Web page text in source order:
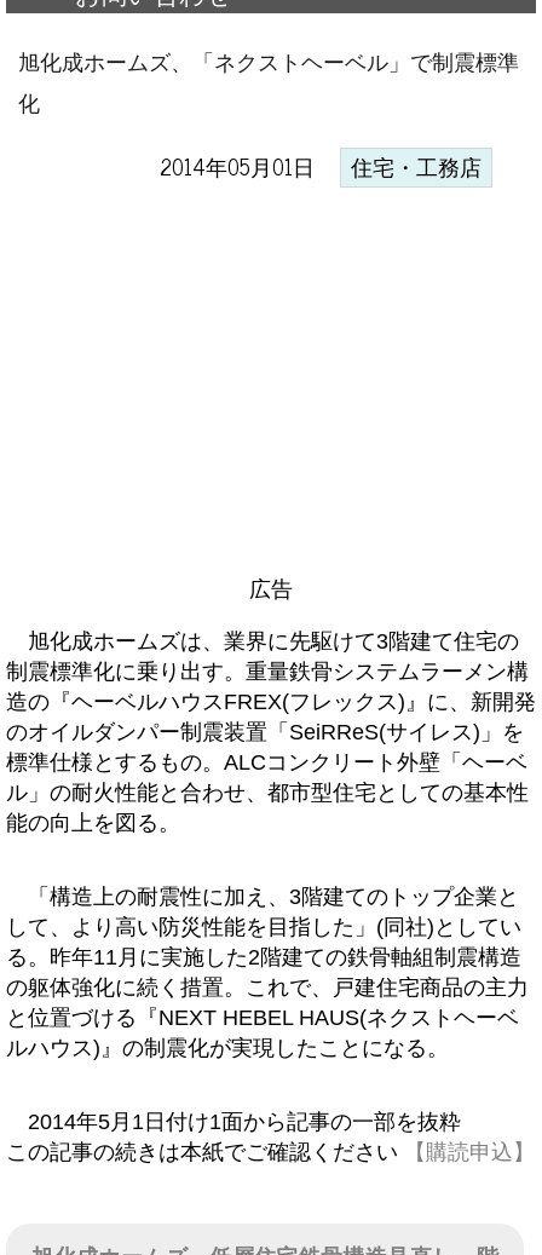
旭化成ホームズ、「ネクストヘーベル」で制震標準
化
2014年05月01日 住宅・工務店
広告
旭化成ホームズは、業界に先駆けて3階建て住宅の
制震標準化に乗り出す。重量鉄骨システムラーメン構
造の『ヘーベルハウスFREX(フレックス)』に、新開発
のオイルダンパー制震装置「SeiRReS(サイレス)」を
標準仕様とするもの。ALCコンクリート外壁「ヘーベ
ル」の耐火性能と合わせ、都市型住宅としての基本性
能の向上を図る。
「構造上の耐震性に加え、3階建てのトップ企業と
して、より高い防災性能を目指した」(同社)としてい
る。昨年11月に実施した2階建ての鉄骨軸組制震構造
の躯体強化に続く措置。これで、戸建住宅商品の主力
と位置づける『NEXT HEBEL HAUS(ネクストヘーベ
ルハウス)』の制震化が実現したことになる。
2014年5月1日付け1面から記事の一部を抜粋
この記事の続きは本紙でご確認ください
【購読申込】